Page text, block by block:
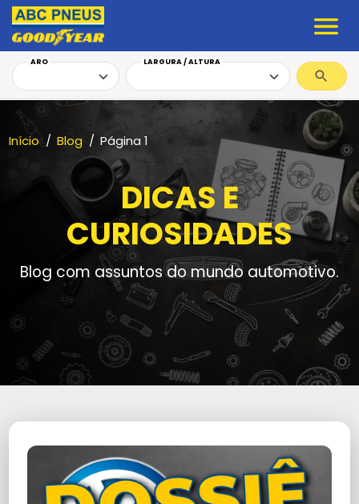
ARO LARGURA / ALTURA
Início Blog Página 1
DICAS E
CURIOSIDADES
Blog com assuntos do mundo automotivo.